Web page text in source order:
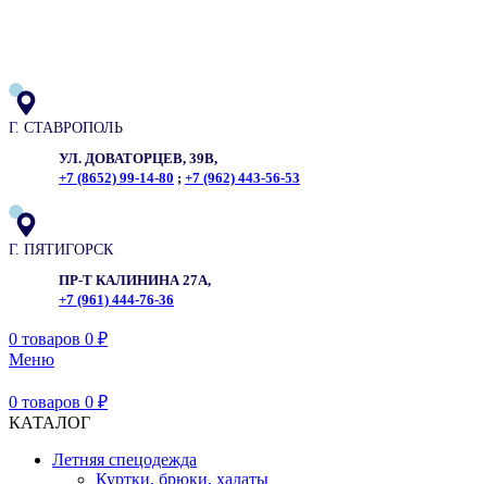
Г. СТАВРОПОЛЬ
УЛ. ДОВАТОРЦЕВ, 39В,
+7 (8652) 99-14-80 ; +7 (962) 443-56-53
Г. ПЯТИГОРСК
ПР-Т КАЛИНИНА 27А,
+7 (961) 444-76-36
0 товаров 0 ₽
Меню
0 товаров 0 ₽
КАТАЛОГ
Летняя спецодежда
Куртки, брюки, халаты